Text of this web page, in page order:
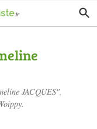
JACQUES",